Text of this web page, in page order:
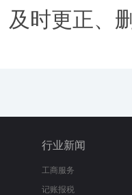
及时更正、
行业新闻
工商服务
记账报税